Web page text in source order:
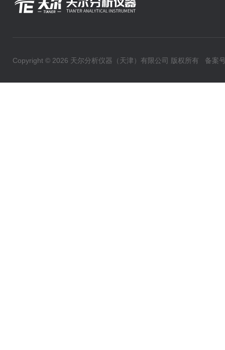
Copyright © 2026 天尔分析仪器（天津）有限公司 版权所有 备案